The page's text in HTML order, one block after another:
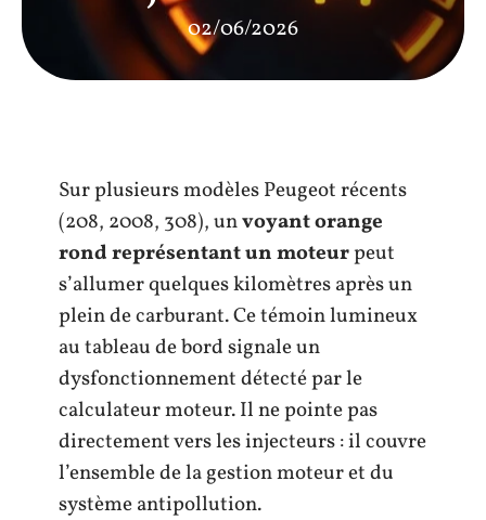
02/06/2026
Sur plusieurs modèles Peugeot récents
(208, 2008, 308), unvoyant orange
rond représentant un moteurpeut
s’allumer quelques kilomètres après un
plein de carburant. Ce témoin lumineux
au tableau de bord signale un
dysfonctionnement détecté par le
calculateur moteur. Il ne pointe pas
directement vers les injecteurs : il couvre
l’ensemble de la gestion moteur et du
système antipollution.